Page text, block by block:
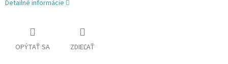
Detailné informácie
OPÝTAŤ SA ZDIEĽAŤ